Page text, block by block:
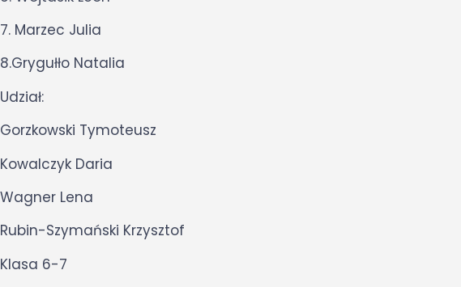
7. Marzec Julia
8.Grygułło Natalia
Udział:
Gorzkowski Tymoteusz
Kowalczyk Daria
Wagner Lena
Rubin-Szymański Krzysztof
Klasa 6-7